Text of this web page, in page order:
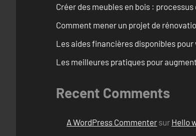
Créer des meubles en bois :
Comment mener un projet de
Les aides financières disponibles
Les meilleures pratiques pour
Recent Comments
A WordPress Commenter sur Hello